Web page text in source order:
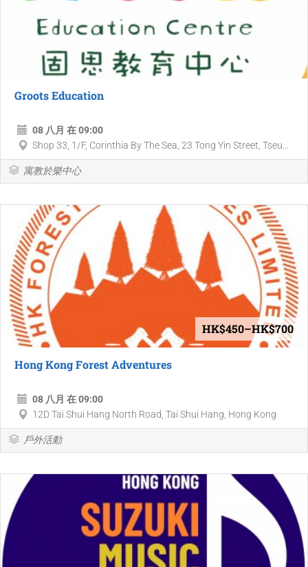
Groots Education
08 八月 在 09:00
Shop 33, 1/F, Corinthia By The Sea, 23 Tong Yin Street, Tseu...
寓教於樂中心
HK$450–HK$700
Hong Kong Forest Adventures
08 八月 在 09:00
12D Tai Shui Hang North Road, Tai Shui Hang, Hong Kong
戶外活動